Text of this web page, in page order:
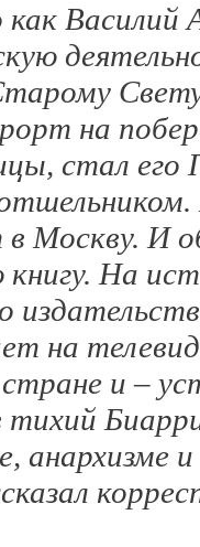
Василий
на
стал
в Москву. И
На
на
и –
тихий
анархизме